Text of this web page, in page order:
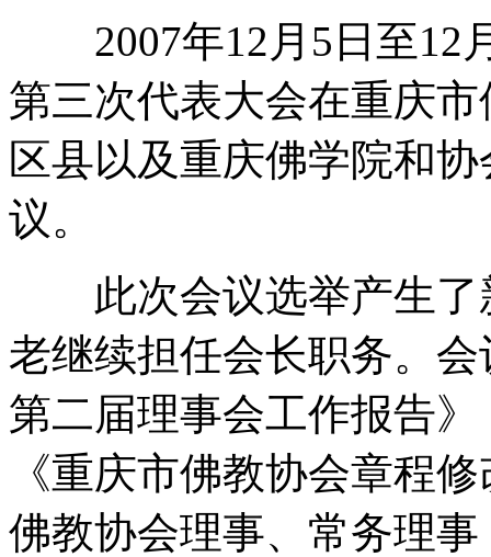
2007年12月5日至12
第三次代表大会在重庆
区县以及重庆佛学院和
议。
此次会议选举产生了
老继续担任会长职务。
第二届理事会工作报告
《重庆市佛教协会章程
佛教协会理事、常务理